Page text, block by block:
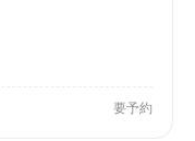
要予約